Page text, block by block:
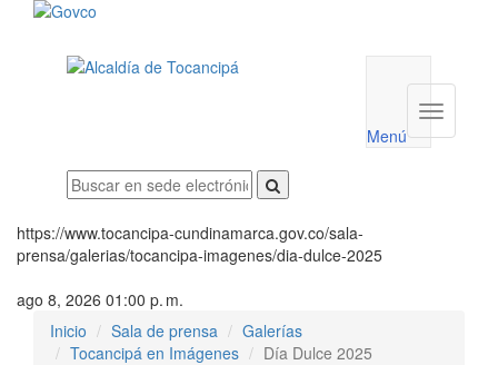
utilidades
Menú
Menú
https://www.tocancipa-cundinamarca.gov.co/sala-
prensa/galerias/tocancipa-imagenes/dia-dulce-2025
ago 8, 2026 01:00 p. m.
Inicio
Sala de prensa
Galerías
Tocancipá en Imágenes
Día Dulce 2025